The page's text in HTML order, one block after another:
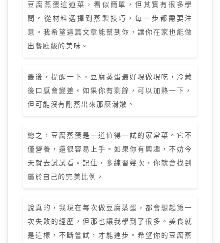
豆腐蒸蛋這道菜，看似簡單，但其實有很多學
問。從材料選擇到蒸製技巧，每一步都需要注
意。我希望這篇文章能幫到你，讓你在家也能做
出餐廳級的美味。
最後，提醒一下，豆腐蒸蛋最好現做現吃，冷藏
後口感會變差。如果你有剩餘，可以加熱一下，
但可能沒有剛蒸出來那麼滑嫩。
總之，豆腐蒸蛋是一道值得一試的家常菜。它不
僅營養，還很容易上手。如果你有興趣，不妨今
天就去試試看。記住，多練習幾次，你就會找到
屬於自己的完美比例。
說真的，我現在每次做豆腐蒸蛋，都會想起第一
次失敗的經歷，但那也讓我學到了很多。美食就
是這樣，不斷嘗試，才能進步。希望你的豆腐蒸